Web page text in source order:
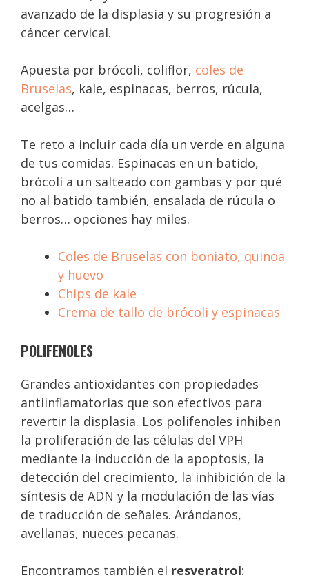
avanzado de la displasia y su progresión a
cáncer cervical.
Apuesta por brócoli, coliflor, coles de
Bruselas, kale, espinacas, berros, rúcula,
acelgas…
Te reto a incluir cada día un verde en alguna
de tus comidas. Espinacas en un batido,
brócoli a un salteado con gambas y por qué
no al batido también, ensalada de rúcula o
berros… opciones hay miles.
Coles de Bruselas con boniato, quinoa
y huevo
Chips de kale
Crema de tallo de brócoli y espinacas
POLIFENOLES
Grandes antioxidantes con propiedades
antiinflamatorias que son efectivos para
revertir la displasia. Los polifenoles inhiben
la proliferación de las células del VPH
mediante la inducción de la apoptosis, la
detección del crecimiento, la inhibición de la
síntesis de ADN y la modulación de las vías
de traducción de señales. Arándanos,
avellanas, nueces pecanas.
Encontramos también el resveratrol: